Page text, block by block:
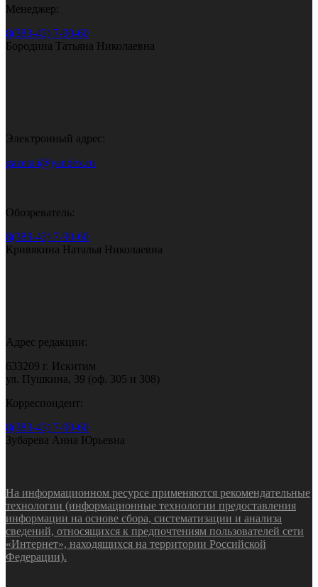
Менеджер:
8(383-43) 7-90-60
Бородина Татьяна Николаевна
Электронный адрес:
gazeta.i@yandex.ru
Обозреватель:
8(383-43) 7-90-60
Кривякина Наталья Николаевна
Адрес редакции:
633209 г. Искитим
ул. Пушкина, 39 (оф. 305 и 308)
Корреспондент:
8(383-43) 7-90-60
Зубарева Анна Юрьевна
На информационном ресурсе применяются рекомендательные
технологии (информационные технологии предоставления
информации на основе сбора, систематизации и анализа
сведений, относящихся к предпочтениям пользователей сети
«Интернет», находящихся на территории Российской
Федерации).